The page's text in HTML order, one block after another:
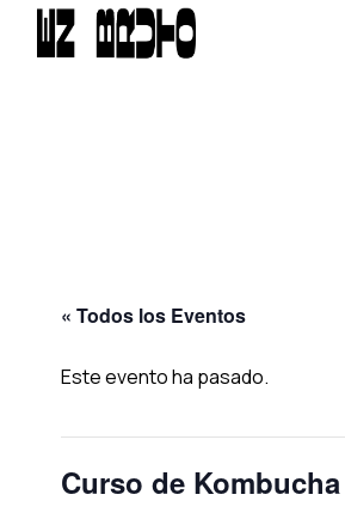
content
« Todos los Eventos
Este evento ha pasado.
Curso de Kombucha